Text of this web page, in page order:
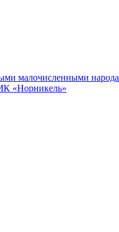
малочисленными
«Норникель»